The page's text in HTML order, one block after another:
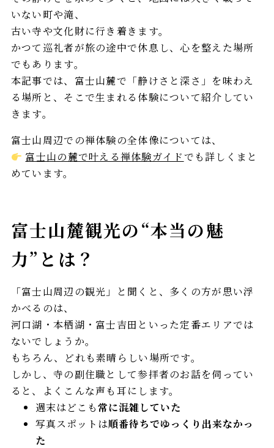
いない町や滝、
古い寺や文化財に行き着きます。
かつて巡礼者が旅の途中で休息し、心を整えた場所
でもあります。
本記事では、富士山麓で「静けさと深さ」を味わえ
る場所と、そこで生まれる体験について紹介してい
きます。
富士山周辺での禅体験の全体像については、
富士山の麓で叶える禅体験ガイドでも詳しくまと
めています。
富士山麓観光の“本当の魅
力”とは？
「富士山周辺の観光」と聞くと、多くの方が思い浮
かべるのは、
河口湖・本栖湖・富士吉田といった定番エリアでは
ないでしょうか。
もちろん、どれも素晴らしい場所です。
しかし、寺の副住職として参拝者のお話を伺ってい
ると、よくこんな声も耳にします。
週末はどこも常に混雑していた
写真スポットは順番待ちでゆっくり出来なかっ
た